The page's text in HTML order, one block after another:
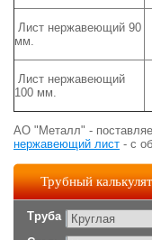
Лист нержавеющий 90
мм.
Лист нержавеющий
100 мм.
АО "Металл" -
нержавеющий лист - с
Трубный
Труба